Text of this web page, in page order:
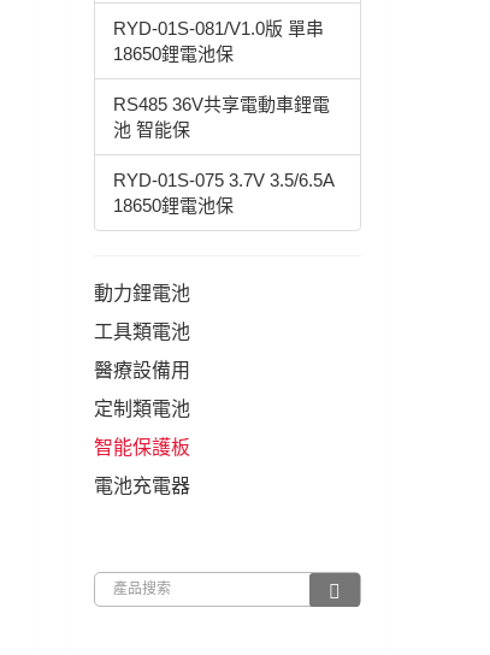
RYD-01S-081/V1.0版 單串
18650鋰電池保
RS485 36V共享電動車鋰電
池 智能保
RYD-01S-075 3.7V 3.5/6.5A
18650鋰電池保
動力鋰電池
工具類電池
醫療設備用
定制類電池
智能保護板
電池充電器